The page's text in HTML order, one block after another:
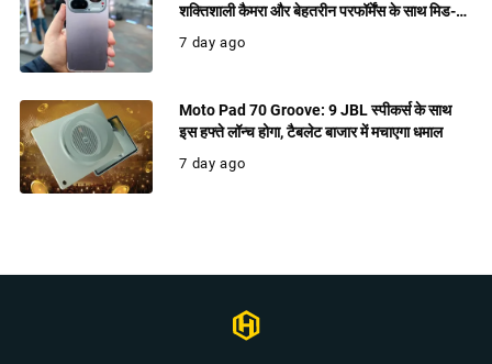
शक्तिशाली कैमरा और बेहतरीन परफॉर्मेंस के साथ मिड-
रेंज में धमाल मचाने को तैयार
7 day ago
Moto Pad 70 Groove: 9 JBL स्पीकर्स के साथ
इस हफ्ते लॉन्च होगा, टैबलेट बाजार में मचाएगा धमाल
7 day ago